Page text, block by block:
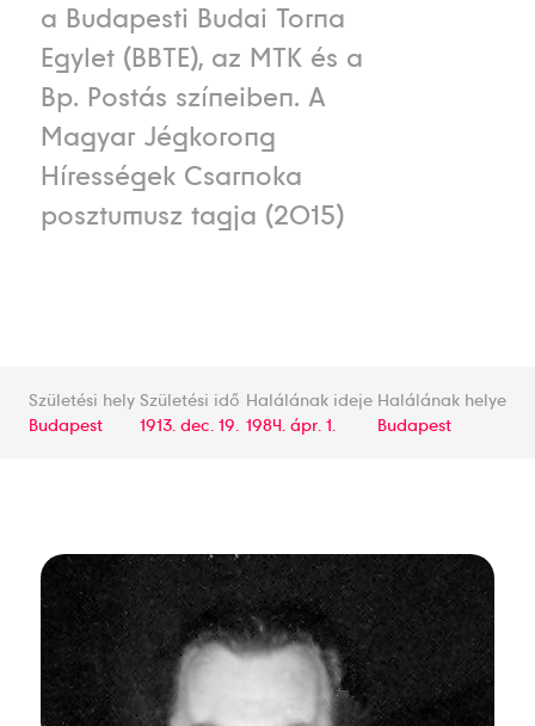
a Budapesti Budai Torna
Egylet (BBTE), az MTK és a
Bp. Postás színeiben. A
Magyar Jégkorong
Hírességek Csarnoka
posztumusz tagja (2015)
Születési hely
Budapest
Születési idő
1913. dec. 19.
Halálának ideje
1984. ápr. 1.
Halálának helye
Budapest